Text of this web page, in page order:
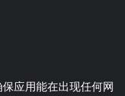
应用能在出现任何网